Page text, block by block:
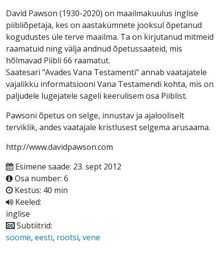
David Pawson (1930-2020) on maailmakuulus inglise
piibliõpetaja, kes on aastakümnete jooksul õpetanud
kogudustes üle terve maailma. Ta on kirjutanud mitmeid
raamatuid ning välja andnud õpetussaateid, mis
hõlmavad Piibli 66 raamatut.
Saatesari "Avades Vana Testamenti" annab vaatajatele
vajalikku informatsiooni Vana Testamendi kohta, mis on
paljudele lugejatele sageli keerulisem osa Piiblist.
Pawsoni õpetus on selge, innustav ja ajalooliselt
terviklik, andes vaatajale kristlusest selgema arusaama.
http://www.davidpawson.com
Esimene saade: 23. sept 2012
Osa number: 6
Kestus: 40 min
Keeled:
inglise
Subtiitrid:
soome, eesti, rootsi, vene